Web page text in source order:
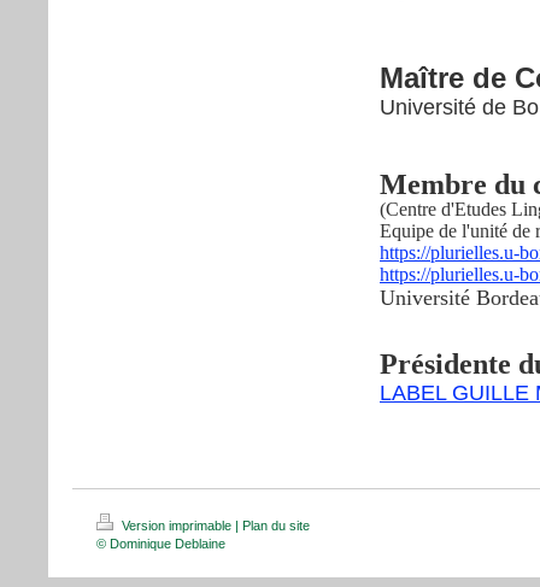
Maître de
Université de
Membre du
(Centre d'Etudes
Equipe de l'unité de
https://plurielles.u-
https://plurielles.u-
Université
Présidente
LABEL GUILLE
Version imprimable | Plan du site
© Dominique Deblaine